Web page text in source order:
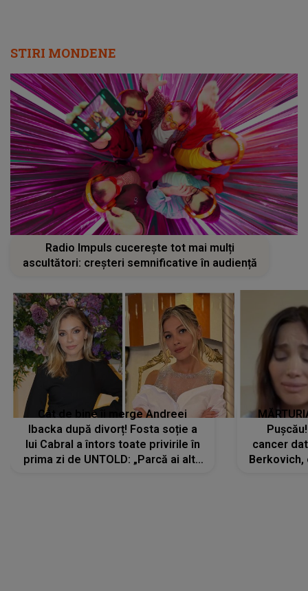
STIRI MONDENE
Radio Impuls cucerește tot mai mulți
ascultători: creșteri semnificative în audiență
Cât de bine îi merge Andreei
Ibacka după divorț! Fosta soție a
lui Cabral a întors toate privirile în
prima zi de UNTOLD: „Parcă ai altă
cancer